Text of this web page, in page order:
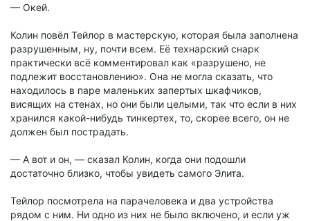
— Окей.
Колин повёл Тейлор в мастерскую, которая была заполнена
разрушенным, ну, почти всем. Её технарский снарк
практически всё комментировал как «разрушено, не
подлежит восстановлению». Она не могла сказать, что
находилось в паре маленьких запертых шкафчиков,
висящих на стенах, но они были целыми, так что если в них
хранился какой-нибудь тинкертех, то, скорее всего, он не
должен был пострадать.
— А вот и он, — сказал Колин, когда они подошли
достаточно близко, чтобы увидеть самого Элита.
Тейлор посмотрела на парачеловека и два устройства
рядом с ним. Ни одно из них не было включено, и если уж